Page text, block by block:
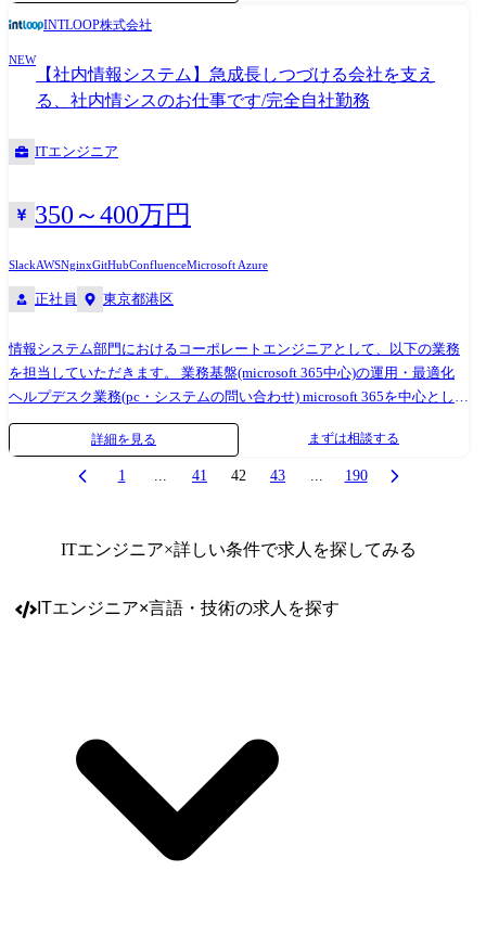
INTLOOP株式会社
NEW
【社内情報システム】急成長しつづける会社を支え
る、社内情シスのお仕事です/完全自社勤務
ITエンジニア
350～400万円
SlackAWSNginxGitHubConfluenceMicrosoft Azure
正社員 東京都港区
情報システム部門におけるコーポレートエンジニアとして、以下の業務
を担当していただきます。 業務基盤(microsoft 365中心)の運用・最適化
ヘルプデスク業務(pc・システムの問い合わせ) microsoft 365を中心とした
グループウェアの管理(ライセンス管理、機能設定、セキュリティ対応な
ど) 社内アカウント管理(microsoft 365 / azure ad / vpn等) it資産・mdm管理
power automate, powershell aws, azure cisco meraki(l3/l2sw, ルーター等)
auth0, sendgrid, github gas(google apps script) slack, zoom, zendesk
詳細を見る まずは相談する
1 ... 41 42 43 ... 190
ITエンジニア×詳しい条件で求人を探してみる
ITエンジニア×言語・技術の求人を探す